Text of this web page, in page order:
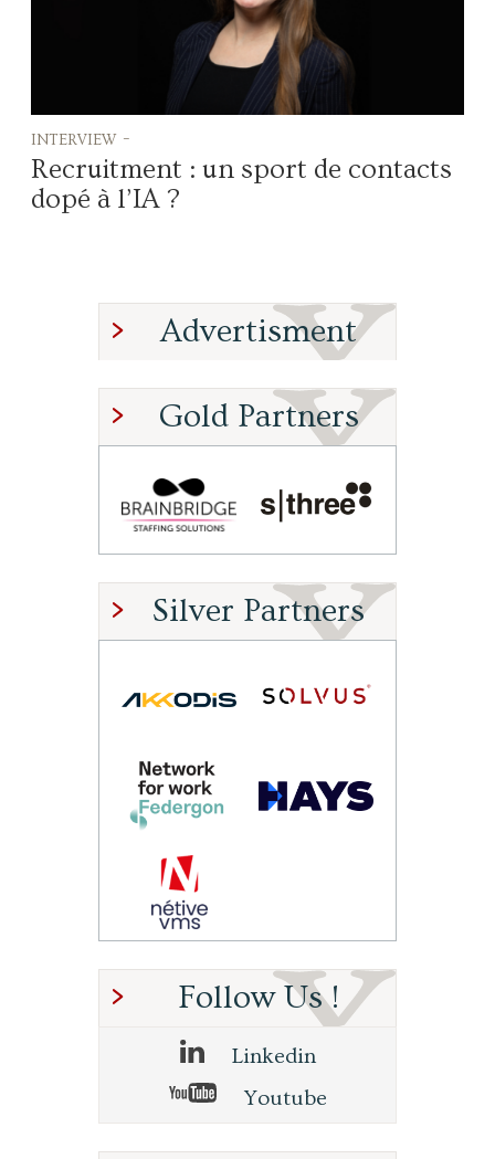
interview -
Recruitment : un sport de contacts
dopé à l’IA ?
Advertisment
Gold Partners
Silver Partners
Follow Us !
Linkedin
Youtube